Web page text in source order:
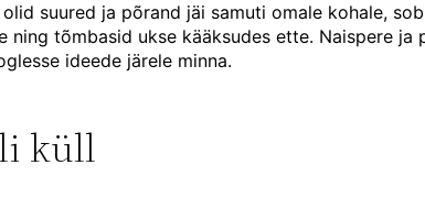
olid suured ja põrand jäi samuti omale kohale,
ning tõmbasid ukse kääksudes ette. Naispere
ideede järele minna.
küll